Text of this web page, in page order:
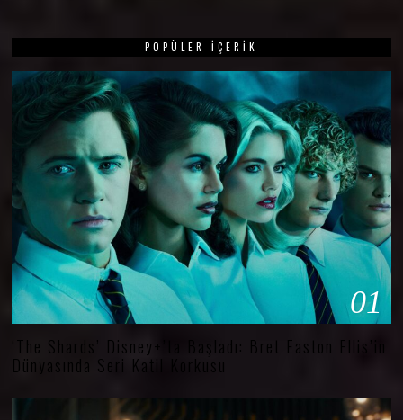
POPÜLER İÇERIK
01
‘The Shards’ Disney+’ta Başladı: Bret Easton Ellis’in
Dünyasında Seri Katil Korkusu